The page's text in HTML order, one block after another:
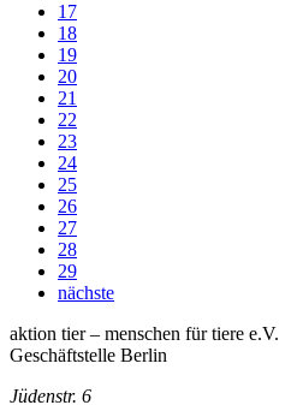
17
18
19
20
21
22
23
24
25
26
27
28
29
nächste
aktion tier – menschen für tiere e.V.
Geschäftstelle Berlin
Jüdenstr. 6